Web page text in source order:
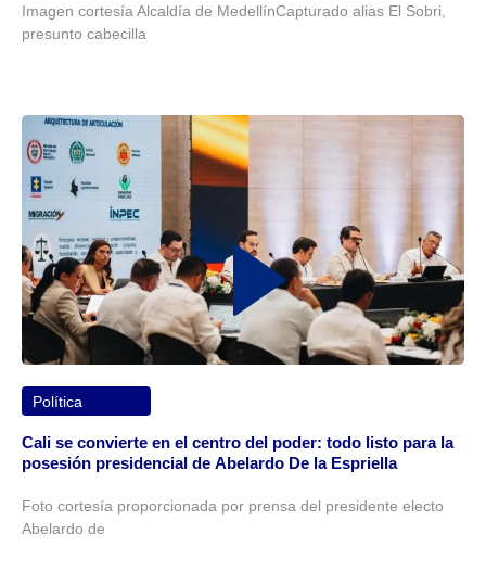
Imagen cortesía Alcaldía de MedellínCapturado alias El Sobri,
presunto cabecilla
Política
Cali se convierte en el centro del poder: todo listo para la
posesión presidencial de Abelardo De la Espriella
Foto cortesía proporcionada por prensa del presidente electo
Abelardo de